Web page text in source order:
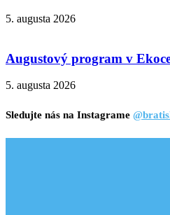
5. augusta 2026
Augustový program v
5. augusta 2026
Sledujte nás na Instagrame